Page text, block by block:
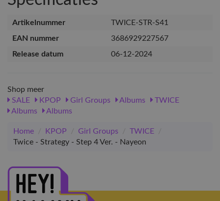
Artikelnummer
TWICE-STR-S41
EAN nummer
3686929227567
Release datum
06-12-2024
Shop meer
SALE
KPOP Girl Groups Albums
TWICE
Albums
Albums
Home / KPOP / Girl Groups / TWICE
/
Twice - Strategy - Step 4 Ver. - Nayeon